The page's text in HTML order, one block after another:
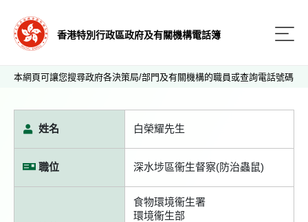
香港特別行政區政府及有關機構電話簿
本網頁可讓您搜尋政府各決策局/部門及有關機構的職員或查詢電話號碼
姓名 白榮耀先生
職位 深水埗區衞生督察(防治蟲鼠)
食物環境衞生署
環境衞生部